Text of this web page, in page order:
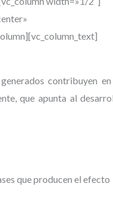
contribuyen
que apunta al
que producen el efecto